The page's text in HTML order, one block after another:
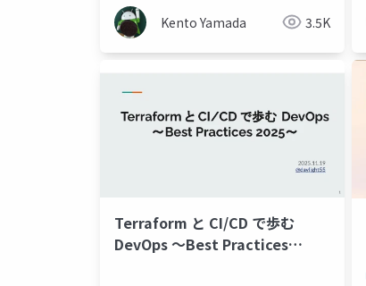
Kento Yamada 3.5K
Terraform と CI/CD で歩む
DevOps 〜Best Practices